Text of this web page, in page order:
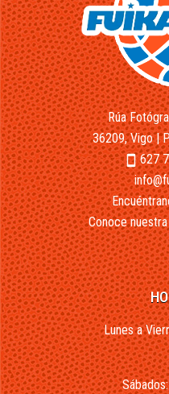
Rúa
36209, Vigo |
smartphone627
Conoce
Lunes a